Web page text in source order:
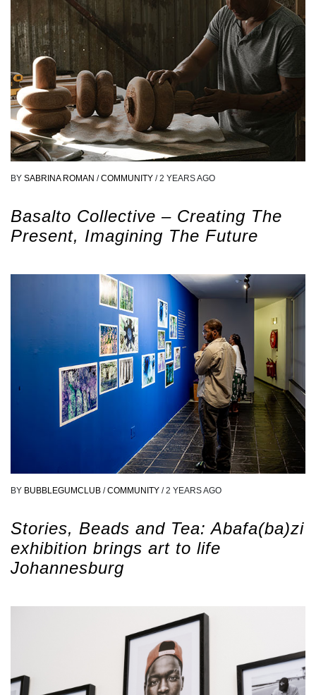
BY SABRINA ROMAN / COMMUNITY / 2 YEARS AGO
Basalto Collective – Creating The
Present, Imagining The Future
BY BUBBLEGUMCLUB / COMMUNITY / 2 YEARS AGO
Stories, Beads and Tea: Abafa(ba)zi
exhibition brings art to life
Johannesburg